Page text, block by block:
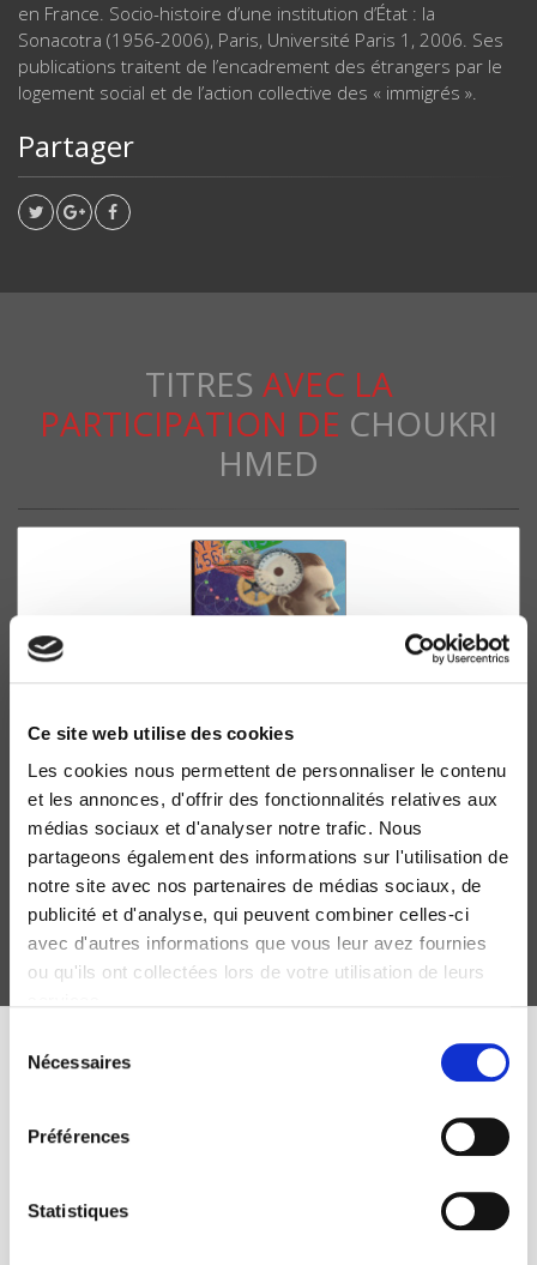
Ce site web utilise des cookies
Les cookies nous permettent de personnaliser le contenu
et les annonces, d'offrir des fonctionnalités relatives aux
médias sociaux et d'analyser notre trafic. Nous
partageons également des informations sur l'utilisation de
notre site avec nos partenaires de médias sociaux, de
publicité et d'analyse, qui peuvent combiner celles-ci
avec d'autres informations que vous leur avez fournies
ou qu'ils ont collectées lors de votre utilisation de leurs
Nécessaires
Préférences
Statistiques
en France. Socio-histoire d’une institution d’État : la
Sonacotra (1956-2006), Paris, Université Paris 1, 2006. Ses
publications traitent de l’encadrement des étrangers par le
logement social et de l’action collective des « immigrés ».
Partager
TITRES AVEC LA
PARTICIPATION DE CHOUKRI
HMED
Gouverner (par) les finances publiques
Philippe Bezes, Alexandre Siné
Centre d'études